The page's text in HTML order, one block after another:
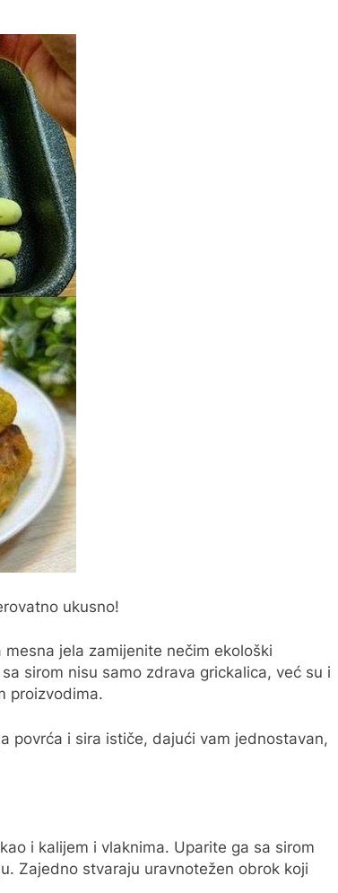
ukusno!
jela zamijenite nečim ekološki
sirom nisu samo zdrava grickalica, već su i
proizvodima.
povrća i sira ističe, dajući vam jednostavan,
i kalijem i vlaknima. Uparite ga sa sirom
Zajedno stvaraju uravnotežen obrok koji